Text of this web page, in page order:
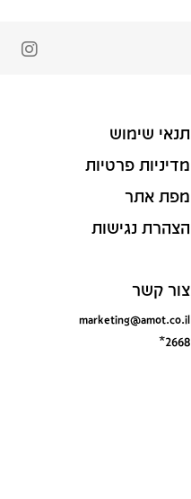
תנאי שימוש
מדיניות פרטיות
מפת אתר
הצהרת נגישות
צור קשר
marketing@amot.co.il
*2668